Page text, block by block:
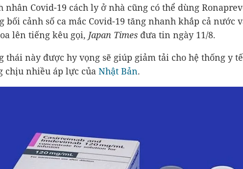
nhân Covid-19 cách ly ở nhà cũng có thể dùng
bối cảnh số ca mắc Covid-19 tăng nhanh khắp cả nước
lên tiếng kêu gọi, Japan Times đưa tin ngày 11/8.
thái này được hy vọng sẽ giúp giảm tải cho hệ thống y
chịu nhiều áp lực của Nhật Bản.